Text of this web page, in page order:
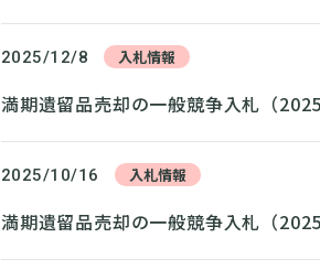
2025/12/8 入札情報
満期遺留品売却の一般競争入札（2025
2025/10/16 入札情報
満期遺留品売却の一般競争入札（2025